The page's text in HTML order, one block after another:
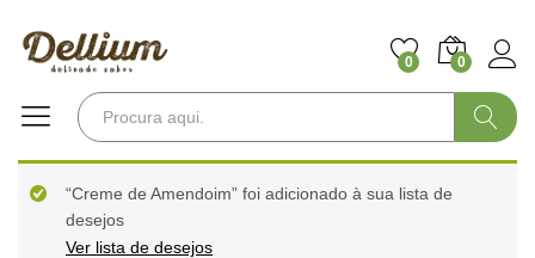
0 0
Ver lista de desejos
“Creme de Amendoim” foi adicionado à sua lista de
desejos